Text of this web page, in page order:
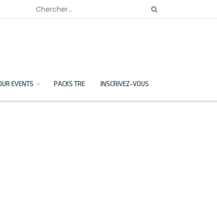
EVENTS PACKS TRE INSCRIVEZ-VOUS